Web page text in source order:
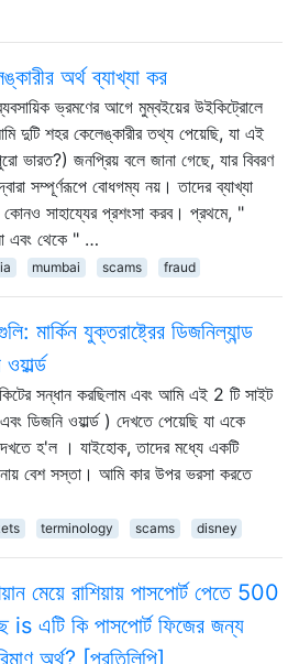
অর্থ ব্যাখ্যা কর
ভ্রমণের আগে মুম্বইয়ের উইকিট্রোলে
দুটি শহর কেলেঙ্কারীর তথ্য পেয়েছি, যা এই
ভারত?) জনপ্রিয় বলে জানা গেছে, যার বিবরণ
সম্পূর্ণরূপে বোধগম্য নয়। তাদের ব্যাখ্যা
সাহায্যের প্রশংসা করব। প্রথমে, "
এবং থেকে " …
mumbai scams fraud
মার্কিন যুক্তরাষ্ট্রের ডিজনিল্যান্ড
সন্ধান করছিলাম এবং আমি এই 2 টি সাইট
ডিজনি ওয়ার্ল্ড ) দেখতে পেয়েছি যা একে
হ'ল । যাইহোক, তাদের মধ্যে একটি
বেশ সস্তা। আমি কার উপর ভরসা করতে
terminology scams disney
মেয়ে রাশিয়ায় পাসপোর্ট পেতে 500
is এটি কি পাসপোর্ট ফিজের জন্য
অর্থ? [প্রতিলিপি]